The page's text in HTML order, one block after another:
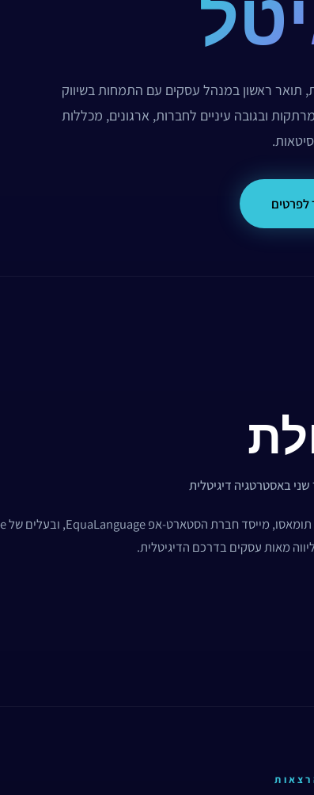
תואר ראשון במנהל עסקים עם התמחות בשיווק
ובגובה עיניים לחברות, ארגונים, מכללות
לפרטים
באסטרטגיה דיגיטלית